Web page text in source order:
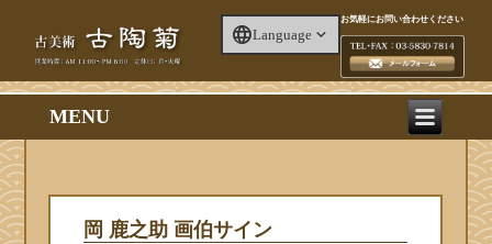
Language
お気軽にお問い合わせください
MENU
岡 鹿之助 画伯サイン